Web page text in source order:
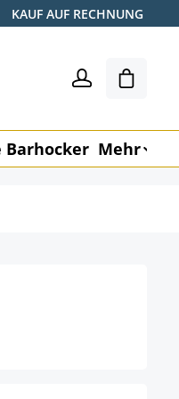
KAUF AUF RECHNUNG
Barhocker Mehr